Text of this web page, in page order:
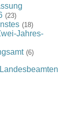
(23)
(18)
Jahres-
(6)